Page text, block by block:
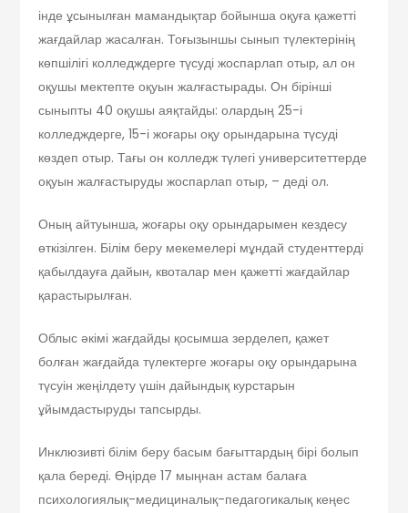
інде ұсынылған мамандықтар бойынша оқуға қажетті
жағдайлар жасалған. Тоғызыншы сынып түлектерінің
көпшілігі колледждерге түсуді жоспарлап отыр, ал он
оқушы мектепте оқуын жалғастырады. Он бірінші
сыныпты 40 оқушы аяқтайды: олардың 25-і
колледждерге, 15-і жоғары оқу орындарына түсуді
көздеп отыр. Тағы он колледж түлегі университеттерде
оқуын жалғастыруды жоспарлап отыр, – деді ол.
Оның айтуынша, жоғары оқу орындарымен кездесу
өткізілген. Білім беру мекемелері мұндай студенттерді
қабылдауға дайын, квоталар мен қажетті жағдайлар
қарастырылған.
Облыс әкімі жағдайды қосымша зерделеп, қажет
болған жағдайда түлектерге жоғары оқу орындарына
түсуін жеңілдету үшін дайындық курстарын
ұйымдастыруды тапсырды.
Инклюзивті білім беру басым бағыттардың бірі болып
қала береді. Өңірде 17 мыңнан астам балаға
психологиялық-медициналық-педагогикалық кеңес